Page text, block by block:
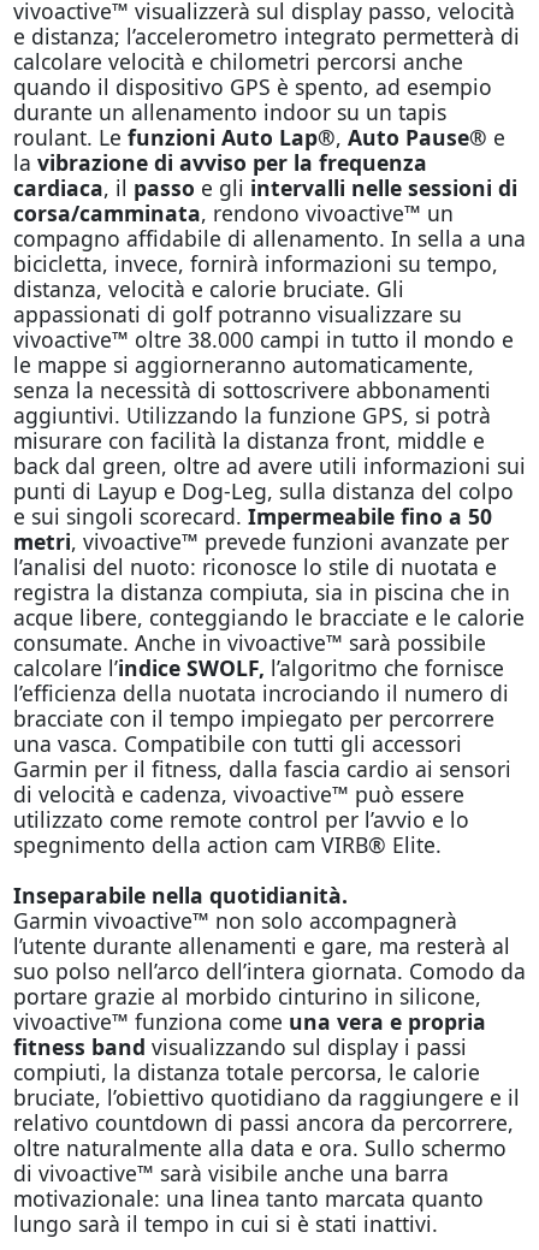
vivoactive™ visualizzerà sul display passo, velocità
e distanza; l’accelerometro integrato permetterà di
calcolare velocità e chilometri percorsi anche
quando il dispositivo GPS è spento, ad esempio
durante un allenamento indoor su un tapis
roulant. Le funzioni Auto Lap®, Auto Pause® e
la vibrazione di avviso per la frequenza
cardiaca, il passo e gli intervalli nelle sessioni di
corsa/camminata, rendono vivoactive™ un
compagno affidabile di allenamento. In sella a una
bicicletta, invece, fornirà informazioni su tempo,
distanza, velocità e calorie bruciate. Gli
appassionati di golf potranno visualizzare su
vivoactive™ oltre 38.000 campi in tutto il mondo e
le mappe si aggiorneranno automaticamente,
senza la necessità di sottoscrivere abbonamenti
aggiuntivi. Utilizzando la funzione GPS, si potrà
misurare con facilità la distanza front, middle e
back dal green, oltre ad avere utili informazioni sui
punti di Layup e Dog-Leg, sulla distanza del colpo
e sui singoli scorecard. Impermeabile fino a 50
metri, vivoactive™ prevede funzioni avanzate per
l’analisi del nuoto: riconosce lo stile di nuotata e
registra la distanza compiuta, sia in piscina che in
acque libere, conteggiando le bracciate e le calorie
consumate. Anche in vivoactive™ sarà possibile
calcolare l’indice SWOLF, l’algoritmo che fornisce
l’efficienza della nuotata incrociando il numero di
bracciate con il tempo impiegato per percorrere
una vasca. Compatibile con tutti gli accessori
Garmin per il fitness, dalla fascia cardio ai sensori
di velocità e cadenza, vivoactive™ può essere
utilizzato come remote control per l’avvio e lo
spegnimento della action cam VIRB® Elite.
Inseparabile nella quotidianità.
Garmin vivoactive™ non solo accompagnerà
l’utente durante allenamenti e gare, ma resterà al
suo polso nell’arco dell’intera giornata. Comodo da
portare grazie al morbido cinturino in silicone,
vivoactive™ funziona come una vera e propria
fitness band visualizzando sul display i passi
compiuti, la distanza totale percorsa, le calorie
bruciate, l’obiettivo quotidiano da raggiungere e il
relativo countdown di passi ancora da percorrere,
oltre naturalmente alla data e ora. Sullo schermo
di vivoactive™ sarà visibile anche una barra
motivazionale: una linea tanto marcata quanto
lungo sarà il tempo in cui si è stati inattivi.